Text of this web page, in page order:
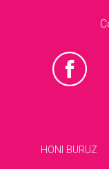
HONI BURUZ